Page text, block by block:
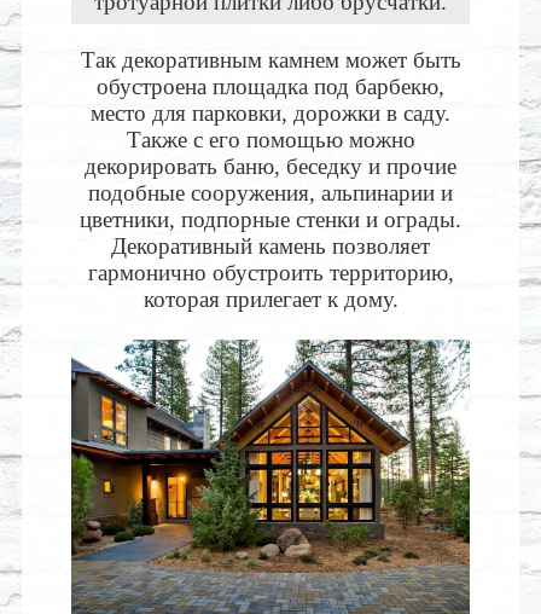
Так декоративным камнем может быть
обустроена площадка под барбекю,
место для парковки, дорожки в саду.
Также с его помощью можно
декорировать баню, беседку и прочие
подобные сооружения, альпинарии и
цветники, подпорные стенки и ограды.
Декоративный камень позволяет
гармонично обустроить территорию,
которая прилегает к дому.